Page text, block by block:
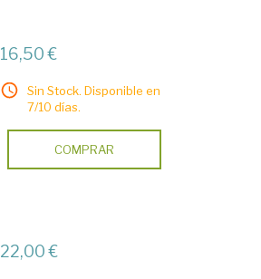
16,50 €
Sin Stock. Disponible en
7/10 días.
COMPRAR
22,00 €